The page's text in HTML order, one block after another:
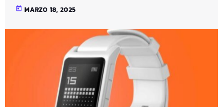
today MARZO 18, 2025